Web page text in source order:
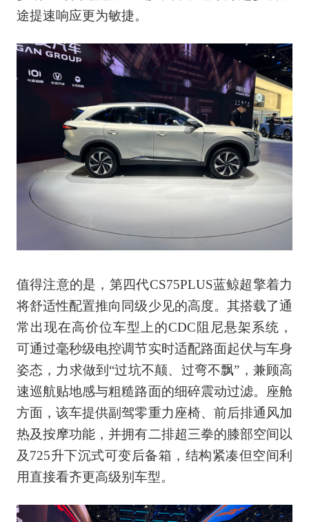
途提速响应更为敏捷。
值得注意的是，第四代CS75PLUS蓝鲸超擎着力
将舒适性配置推向同级少见的高度。其搭载了通
常出现在高价位车型上的CDC阻尼悬架系统，
可通过毫秒级电控调节实时适配路面起伏与车身
姿态，力求做到“过坑不颠、过弯不飘”，兼顾高
速巡航贴地感与粗糙路面的细碎震动过滤。座舱
方面，该车提供副驾零重力座椅、前后排通风加
热及按摩功能，并拥有二排超三拳的膝部空间以
及725升下沉式可变后备箱，结构紧凑但空间利
用直接看齐更高级别车型。